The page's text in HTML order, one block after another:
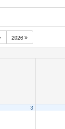
2026
3